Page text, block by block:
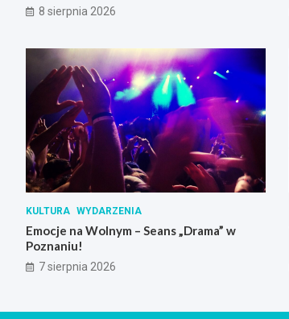
8 sierpnia 2026
KULTURA WYDARZENIA
Emocje na Wolnym – Seans „Drama” w
Poznaniu!
7 sierpnia 2026